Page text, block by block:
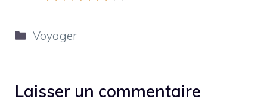
Catégories
Voyager
Laisser un commentaire